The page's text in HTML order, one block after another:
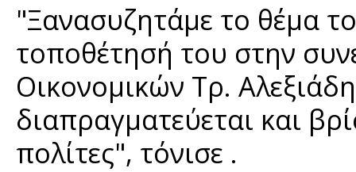
"Ξανασυζητάμε το θέμα
τοποθέτησή του στην
Οικονομικών Τρ.
διαπραγματεύεται και
πολίτες", τόνισε .